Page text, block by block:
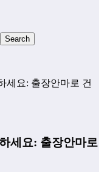
세요: 출장안마로 건
세요: 출장안마로